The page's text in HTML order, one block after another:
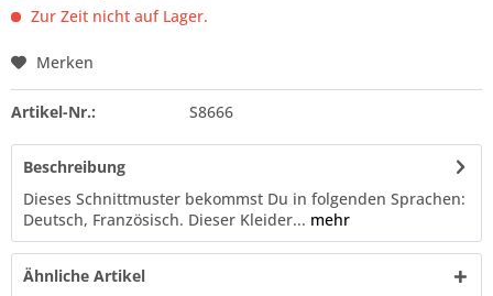
Zur Zeit nicht auf Lager.
Merken
Artikel-Nr.: S8666
Beschreibung
Dieses Schnittmuster bekommst Du in folgenden Sprachen:
Deutsch, Französisch. Dieser Kleider... mehr
Ähnliche Artikel